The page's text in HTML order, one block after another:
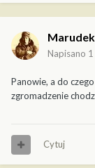
Marudek
Napisano
Panowie, a do
zgromadzenie
Cytuj